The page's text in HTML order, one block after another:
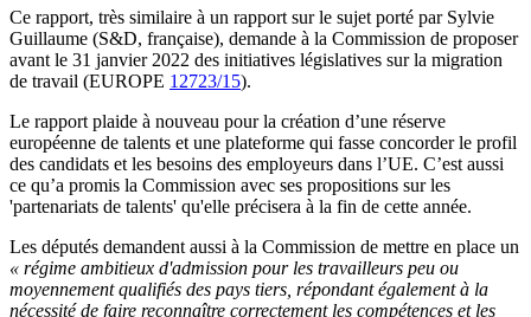
Ce rapport, très similaire à un rapport sur le sujet porté par Sylvie
Guillaume (S&D, française), demande à la Commission de proposer
avant le 31 janvier 2022 des initiatives législatives sur la migration
de travail (EUROPE 12723/15).
Le rapport plaide à nouveau pour la création d’une réserve
européenne de talents et une plateforme qui fasse concorder le profil
des candidats et les besoins des employeurs dans l’UE. C’est aussi
ce qu’a promis la Commission avec ses propositions sur les
'partenariats de talents' qu'elle précisera à la fin de cette année.
Les députés demandent aussi à la Commission de mettre en place un
« régime ambitieux d'admission pour les travailleurs peu ou
moyennement qualifiés des pays tiers, répondant également à la
nécessité de faire reconnaître correctement les compétences et les